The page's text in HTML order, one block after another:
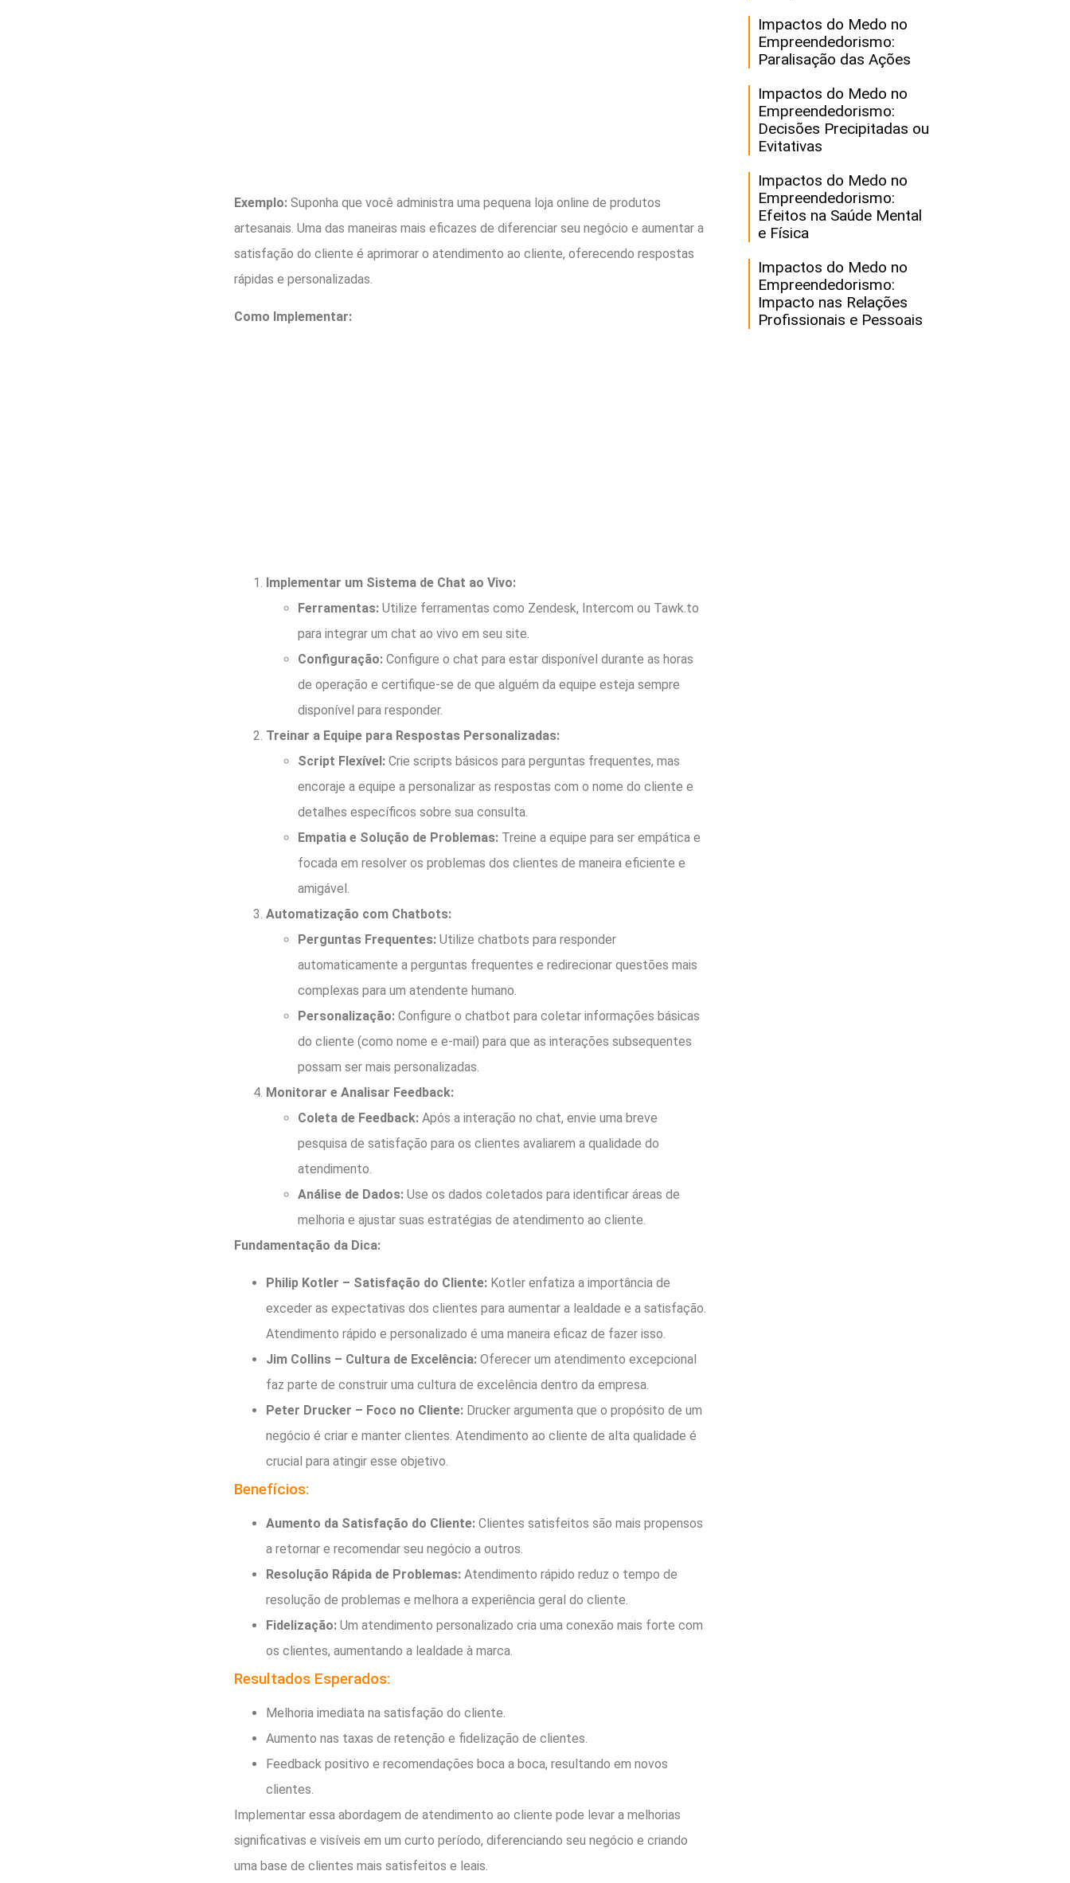
Exemplo:Suponha que você administra uma pequena loja online de produtos
artesanais. Uma das maneiras mais eficazes de diferenciar seu negócio e aumentar a
satisfação do cliente é aprimorar o atendimento ao cliente, oferecendo respostas
rápidas e personalizadas.
Como Implementar:
Implementar um Sistema de Chat ao Vivo:
Ferramentas:Utilize ferramentas como Zendesk, Intercom ou Tawk.to
para integrar um chat ao vivo em seu site.
Configuração:Configure o chat para estar disponível durante as horas
de operação e certifique-se de que alguém da equipe esteja sempre
disponível para responder.
Treinar a Equipe para Respostas Personalizadas:
Script Flexível:Crie scripts básicos para perguntas frequentes, mas
encoraje a equipe a personalizar as respostas com o nome do cliente e
detalhes específicos sobre sua consulta.
Empatia e Solução de Problemas:Treine a equipe para ser empática e
focada em resolver os problemas dos clientes de maneira eficiente e
amigável.
Automatização com Chatbots:
Perguntas Frequentes:Utilize chatbots para responder
automaticamente a perguntas frequentes e redirecionar questões mais
complexas para um atendente humano.
Personalização:Configure o chatbot para coletar informações básicas
do cliente (como nome e e-mail) para que as interações subsequentes
possam ser mais personalizadas.
Monitorar e Analisar Feedback:
Coleta de Feedback:Após a interação no chat, envie uma breve
pesquisa de satisfação para os clientes avaliarem a qualidade do
atendimento.
Análise de Dados:Use os dados coletados para identificar áreas de
melhoria e ajustar suas estratégias de atendimento ao cliente.
Fundamentação da Dica:
Philip Kotler – Satisfação do Cliente:Kotler enfatiza a importância de
exceder as expectativas dos clientes para aumentar a lealdade e a satisfação.
Atendimento rápido e personalizado é uma maneira eficaz de fazer isso.
Jim Collins – Cultura de Excelência:Oferecer um atendimento excepcional
faz parte de construir uma cultura de excelência dentro da empresa.
Peter Drucker – Foco no Cliente:Drucker argumenta que o propósito de um
negócio é criar e manter clientes. Atendimento ao cliente de alta qualidade é
crucial para atingir esse objetivo.
Benefícios:
Aumento da Satisfação do Cliente:Clientes satisfeitos são mais propensos
a retornar e recomendar seu negócio a outros.
Resolução Rápida de Problemas:Atendimento rápido reduz o tempo de
resolução de problemas e melhora a experiência geral do cliente.
Fidelização:Um atendimento personalizado cria uma conexão mais forte com
os clientes, aumentando a lealdade à marca.
Resultados Esperados:
Melhoria imediata na satisfação do cliente.
Aumento nas taxas de retenção e fidelização de clientes.
Feedback positivo e recomendações boca a boca, resultando em novos
clientes.
Implementar essa abordagem de atendimento ao cliente pode levar a melhorias
significativas e visíveis em um curto período, diferenciando seu negócio e criando
uma base de clientes mais satisfeitos e leais.
Impactos do Medo no
Empreendedorismo:
Paralisação das Ações
Impactos do Medo no
Empreendedorismo:
Decisões Precipitadas ou
Evitativas
Impactos do Medo no
Empreendedorismo:
Efeitos na Saúde Mental
e Física
Impactos do Medo no
Empreendedorismo:
Impacto nas Relações
Profissionais e Pessoais